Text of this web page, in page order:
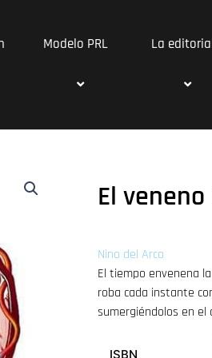
Modelo PRL La
El
Nino del Arco
El tiempo envenena
roba cada instante
sumergiéndolos en el
ISBN